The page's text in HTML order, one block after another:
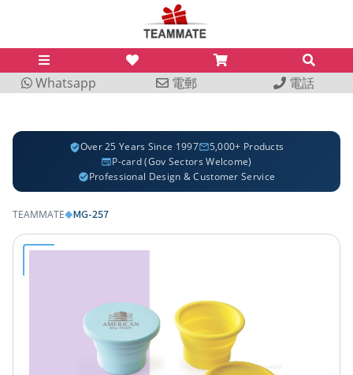
Whatsapp 電郵 電話
Over 25 Years Since 1997
5,000+ Products
P-card (Gov Sectors Welcome)
Professional Design & Customer Service
TEAMMATE◆MG-257